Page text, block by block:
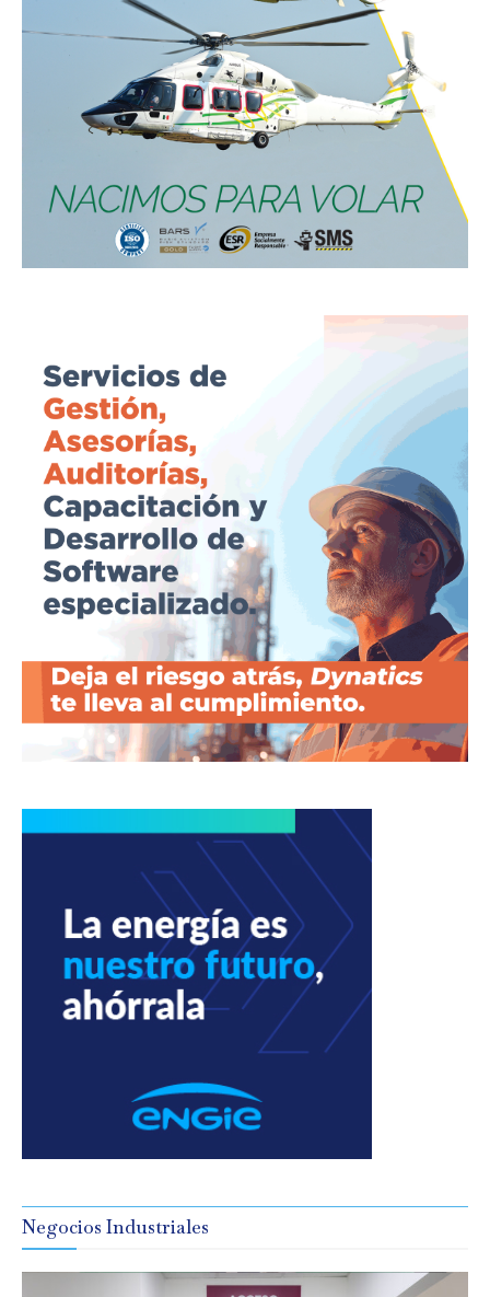
Negocios Industriales